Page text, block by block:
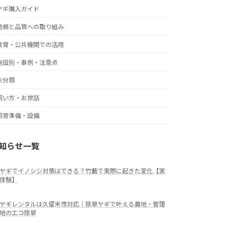
ギ購入ガイド
頼と品質への取り組み
育・公共機関での活用
設別・事例・注意点
分類
い方・お世話
育準備・設備
らせ一覧
ヤギでイノシシ対策はできる？竹藪で実際に起きた変化【実
体験】
ヤギレンタルは久留米市対応｜除草ヤギで叶える農地・管理
地のエコ除草